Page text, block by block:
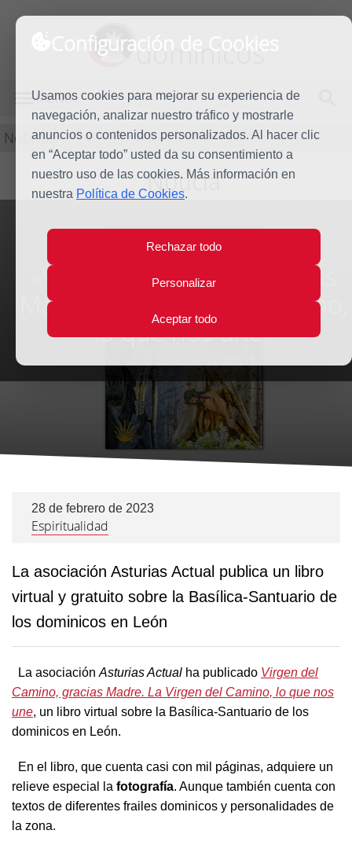
Configuración de Cookies
Usamos cookies para mejorar su experiencia de
navegación, analizar nuestro tráfico y mostrarle
anuncios o contenidos personalizados. Al hacer clic
en “Aceptar todo” usted da su consentimiento a
nuestro uso de las cookies. Más información en
nuestra Política de Cookies.
Rechazar todo
Personalizar
Aceptar todo
dominicos
MENÚ
Noticias
Noticia
«Virgen del Camino, gracias
Madre. La Virgen del Camino,
lo que nos une»
28 de febrero de 2023
Espiritualidad
La asociación Asturias Actual publica un libro
virtual y gratuito sobre la Basílica-Santuario de
los dominicos en León
La asociación Asturias Actual ha publicado Virgen del
Camino, gracias Madre. La Virgen del Camino, lo que nos
une, un libro virtual sobre la Basílica-Santuario de los
dominicos en León.
En el libro, que cuenta casi con mil páginas, adquiere un
relieve especial la fotografía. Aunque también cuenta con
textos de diferentes frailes dominicos y personalidades de
la zona.